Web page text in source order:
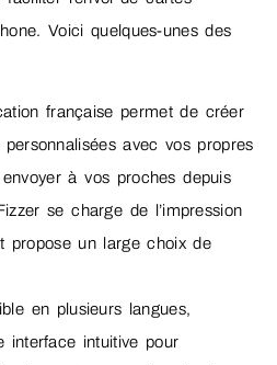
Voici quelques-unes des
française permet de créer
avec vos propres
à vos proches depuis
se charge de l’impression
propose un large choix de
en plusieurs langues,
interface intuitive pour